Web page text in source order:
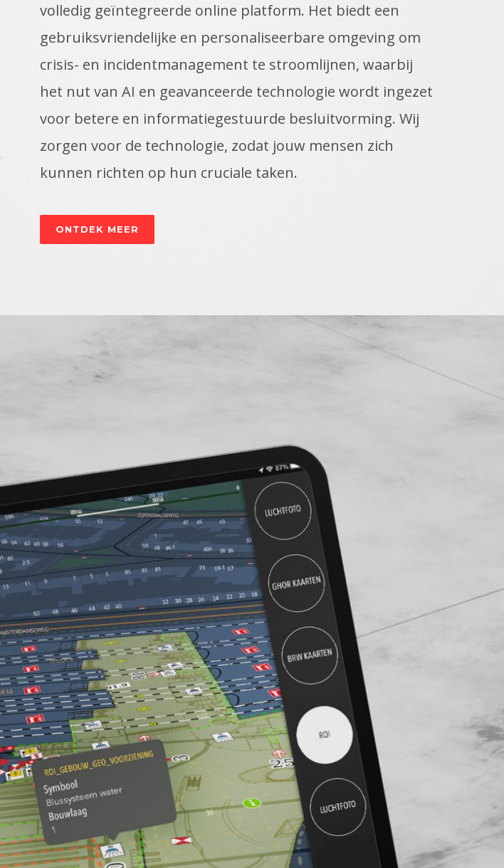
volledig geïntegreerde online platform. Het biedt een
gebruiksvriendelijke en personaliseerbare omgeving om
crisis- en incidentmanagement te stroomlijnen, waarbij
het nut van AI en geavanceerde technologie wordt ingezet
voor betere en informatiegestuurde besluitvorming. Wij
zorgen voor de technologie, zodat jouw mensen zich
kunnen richten op hun cruciale taken.
ONTDEK MEER